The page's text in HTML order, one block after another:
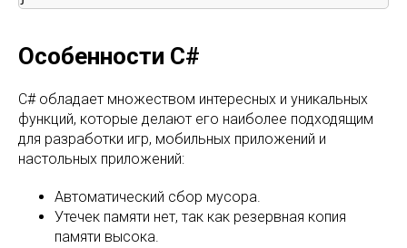
Особенности С#
C# обладает множеством интересных и уникальных
функций, которые делают его наиболее подходящим
для разработки игр, мобильных приложений и
настольных приложений:
Автоматический сбор мусора.
Утечек памяти нет, так как резервная копия
памяти высока.